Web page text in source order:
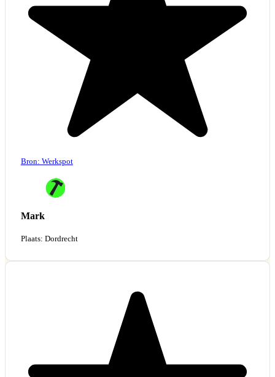
Bron: Werkspot
Mark
Plaats: Dordrecht